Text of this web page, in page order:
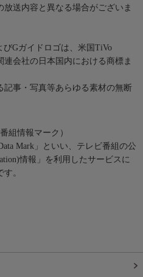
送内容と異なる場合がございま
Gガイドロゴは、米国TiVo
連会社の日本国内における商標ま
記事・写真等あらゆる素材の無断
組情報マーク）
Mark」といい、テレビ番組の公
情報」を利用したサービスに
。